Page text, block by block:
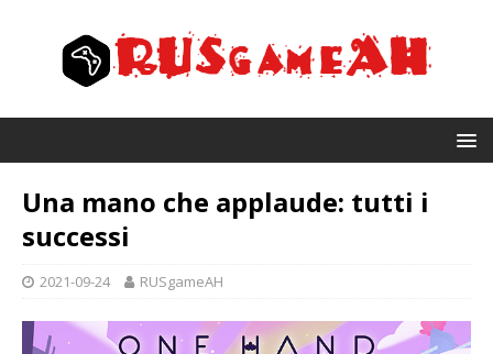
Una mano che applaude: tutti i
successi
2021-09-24 RUSgameAH